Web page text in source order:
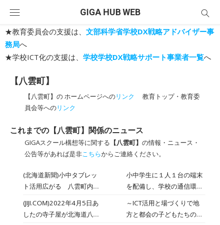
content
GIGA HUB WEB
★教育委員会の支援は、 文部科学省学校DX戦略アドバイザー事
務局へ
★学校ICT化の支援は、 学校学校DX戦略サポート事業者一覧へ
【八雲町】
【八雲町】の ホームページへのリンク
教育トップ・教育委
員会等へのリンク
これまでの【八雲町】関係のニュース
GIGAスクール構想等に関する 【八雲町】 の情報・ニュース・
公告等があれば是非こちらからご連絡ください。
(北海道新聞)小中タブレッ
ト活用広がる 八雲町内
も 事例や効果各校教員が
共有 2022/5/16
小中学生に１人１台の端末
を配備し、学校の通信環境
スクール構想」で、八雲町
内の各校で活用が広がって
(JIJI.COM)2022年4月5日あ
したの寺子屋が北海道八雲
～ICT活用と場づくりで地
方と都会の子どもたちの教